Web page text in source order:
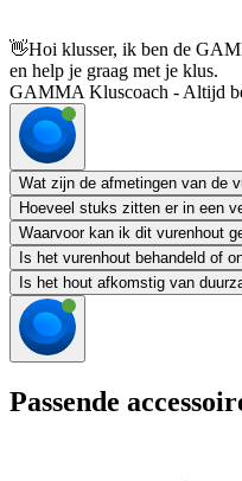
👋Hoi klusser, ik ben de
en help je graag met je klus.
GAMMA Kluscoach - Altijd
Wat zijn de afmetingen van de
Hoeveel stuks zitten er in een
Waarvoor kan ik dit vurenhout
Is het vurenhout behandeld of
Is het hout afkomstig van
Passende